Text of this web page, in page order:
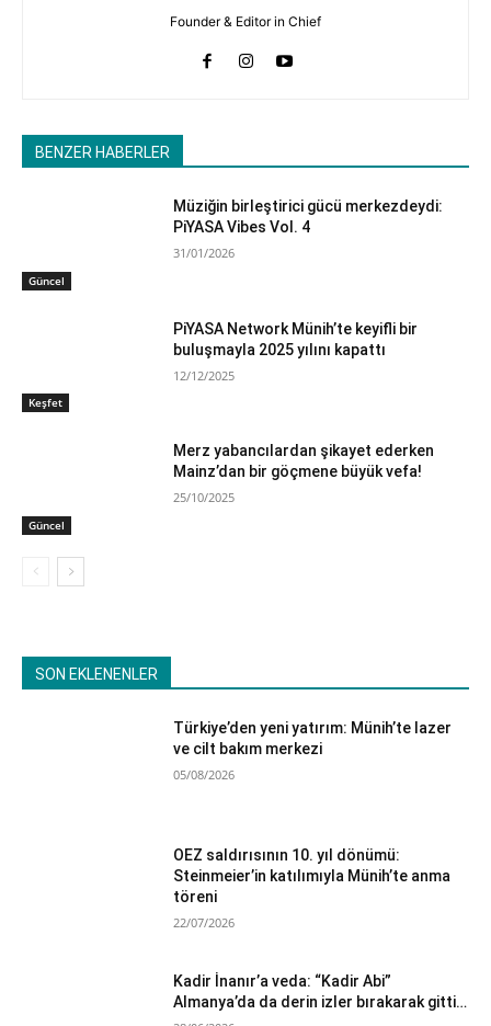
Founder & Editor in Chief
BENZER HABERLER
Güncel
Müziğin birleştirici gücü merkezdeydi:
PiYASA Vibes Vol. 4
31/01/2026
Keşfet
PiYASA Network Münih’te keyifli bir
buluşmayla 2025 yılını kapattı
12/12/2025
Güncel
Merz yabancılardan şikayet ederken
Mainz’dan bir göçmene büyük vefa!
25/10/2025
SON EKLENENLER
Türkiye’den yeni yatırım: Münih’te lazer
ve cilt bakım merkezi
05/08/2026
OEZ saldırısının 10. yıl dönümü:
Steinmeier’in katılımıyla Münih’te anma
töreni
22/07/2026
Kadir İnanır’a veda: “Kadir Abi”
Almanya’da da derin izler bırakarak gitti…